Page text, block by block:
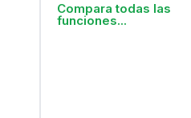
Compara todas las
funciones...